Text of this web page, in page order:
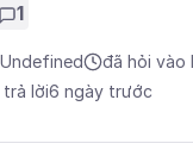
1
Undefined
đã hỏi vào
trả lời6 ngày trước